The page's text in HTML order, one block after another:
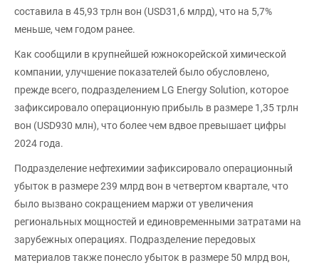
составила в 45,93 трлн вон (USD31,6 млрд), что на 5,7%
меньше, чем годом ранее.
Как сообщили в крупнейшей южнокорейской химической
компании, улучшение показателей было обусловлено,
прежде всего, подразделением LG Energy Solution, которое
зафиксировало операционную прибыль в размере 1,35 трлн
вон (USD930 млн), что более чем вдвое превышает цифры
2024 года.
Подразделение нефтехимии зафиксировало операционный
убыток в размере 239 млрд вон в четвертом квартале, что
было вызвано сокращением маржи от увеличения
региональных мощностей и единовременными затратами на
зарубежных операциях. Подразделение передовых
материалов также понесло убыток в размере 50 млрд вон,